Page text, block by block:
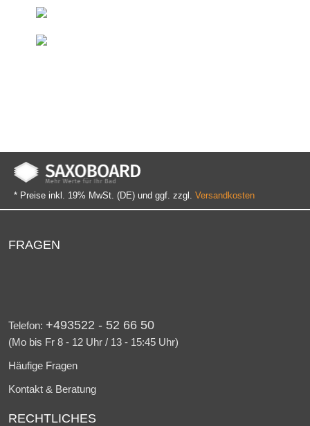
* Preise inkl. 19% MwSt. (DE) und ggf. zzgl. Versandkosten
FRAGEN
Telefon: +493522 - 52 66 50
(Mo bis Fr 8 - 12 Uhr / 13 - 15:45 Uhr)
Häufige Fragen
Kontakt & Beratung
RECHTLICHES